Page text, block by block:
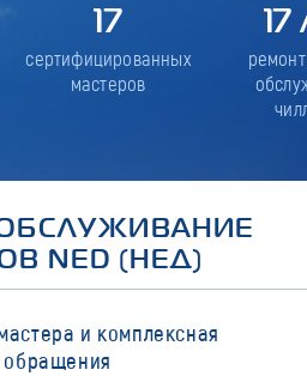
17
сертифицированных
мастеров
17
NED (НЕД)
и комплексная
обращения